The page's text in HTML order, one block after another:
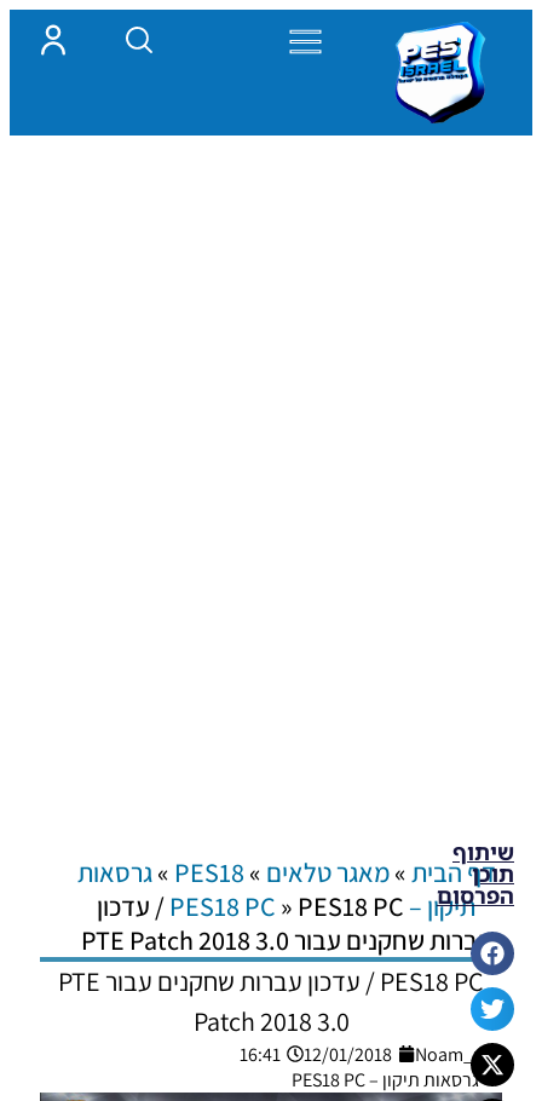
דף הבית »מאגר טלאים »
PES18
»גרסאות
תיקון – PES18 PC
»
PES18 PC / עדכון
עברות שחקנים עבור PTE Patch 2018 3.0
PES18 PC / עדכון עברות שחקנים עבור PTE
Patch 2018 3.0
Noam_r
12/01/2018
16:41
גרסאות תיקון – PES18 PC
שיתוף
תוכן
הפרסום